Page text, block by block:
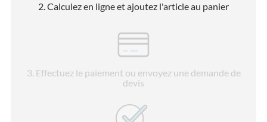
2. Calculez en ligne et ajoutez l'article au panier
3 . Effectuez le paiement ou envoyez une demande de
devis